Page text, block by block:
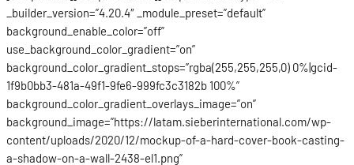
_builder_version=”4.20.4″ _module_preset=”default”
background_enable_color=”off”
use_background_color_gradient=”on”
background_color_gradient_stops=”rgba(255,255,255,0) 0%|gcid-
1f9b0bb3-481a-49f1-9fe6-999fc3c3182b 100%”
background_color_gradient_overlays_image=”on”
background_image=”https://latam.sieberinternational.com/wp-
content/uploads/2020/12/mockup-of-a-hard-cover-book-casting-
a-shadow-on-a-wall-2438-el1.png”